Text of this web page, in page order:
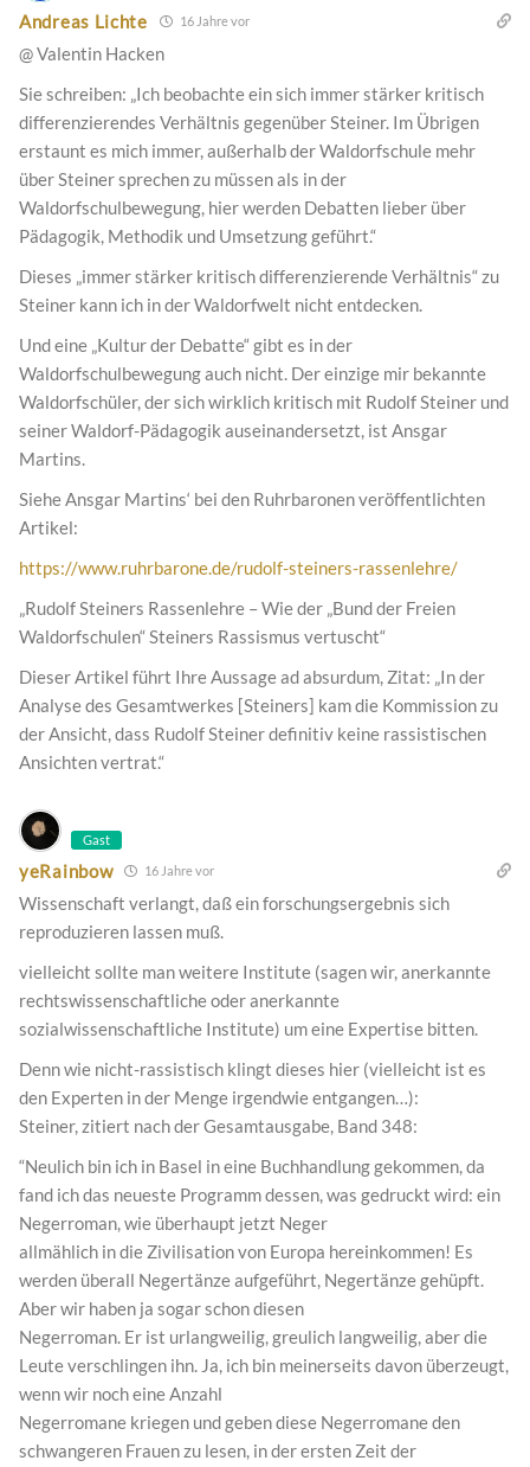
Andreas Lichte 16 Jahre vor
@ Valentin Hacken
Sie schreiben: „Ich beobachte ein sich immer stärker kritisch
differenzierendes Verhältnis gegenüber Steiner. Im Übrigen
erstaunt es mich immer, außerhalb der Waldorfschule mehr
über Steiner sprechen zu müssen als in der
Waldorfschulbewegung, hier werden Debatten lieber über
Pädagogik, Methodik und Umsetzung geführt.“
Dieses „immer stärker kritisch differenzierende Verhältnis“ zu
Steiner kann ich in der Waldorfwelt nicht entdecken.
Und eine „Kultur der Debatte“ gibt es in der
Waldorfschulbewegung auch nicht. Der einzige mir bekannte
Waldorfschüler, der sich wirklich kritisch mit Rudolf Steiner und
seiner Waldorf-Pädagogik auseinandersetzt, ist Ansgar
Martins.
Siehe Ansgar Martins‘ bei den Ruhrbaronen veröffentlichten
Artikel:
https://www.ruhrbarone.de/rudolf-steiners-rassenlehre/
„Rudolf Steiners Rassenlehre – Wie der „Bund der Freien
Waldorfschulen“ Steiners Rassismus vertuscht“
Dieser Artikel führt Ihre Aussage ad absurdum, Zitat: „In der
Analyse des Gesamtwerkes [Steiners] kam die Kommission zu
der Ansicht, dass Rudolf Steiner definitiv keine rassistischen
Ansichten vertrat.“
Gast
yeRainbow 16 Jahre vor
Wissenschaft verlangt, daß ein forschungsergebnis sich
reproduzieren lassen muß.
vielleicht sollte man weitere Institute (sagen wir, anerkannte
rechtswissenschaftliche oder anerkannte
sozialwissenschaftliche Institute) um eine Expertise bitten.
Denn wie nicht-rassistisch klingt dieses hier (vielleicht ist es
den Experten in der Menge irgendwie entgangen…):
Steiner, zitiert nach der Gesamtausgabe, Band 348:
“Neulich bin ich in Basel in eine Buchhandlung gekommen, da
fand ich das neueste Programm dessen, was gedruckt wird: ein
Negerroman, wie überhaupt jetzt Neger
allmählich in die Zivilisation von Europa hereinkommen! Es
werden überall Negertänze aufgeführt, Negertänze gehüpft.
Aber wir haben ja sogar schon diesen
Negerroman. Er ist urlangweilig, greulich langweilig, aber die
Leute verschlingen ihn. Ja, ich bin meinerseits davon überzeugt,
wenn wir noch eine Anzahl
Negerromane kriegen und geben diese Negerromane den
schwangeren Frauen zu lesen, in der ersten Zeit der